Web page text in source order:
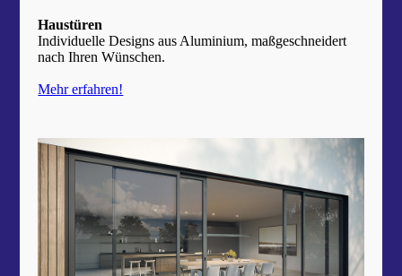
Haustüren
Individuelle Designs aus Aluminium, maßgeschneidert
nach Ihren Wünschen.
Mehr erfahren!